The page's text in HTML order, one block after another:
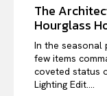
The
Hourglass
In the seasonal
few items
coveted status
Lighting Edit....